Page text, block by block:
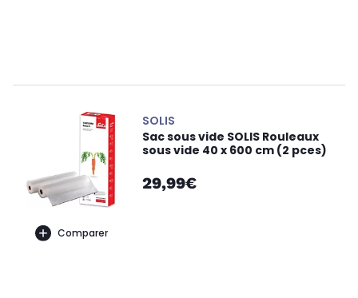
Comparer
SOLIS
Sac sous vide SOLIS Rouleaux
sous vide 40 x 600 cm (2 pces)
29,99€